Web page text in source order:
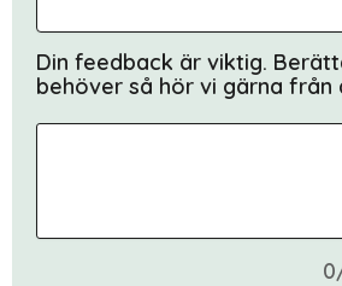
Din feedback är viktig.
behöver så hör vi gärna från